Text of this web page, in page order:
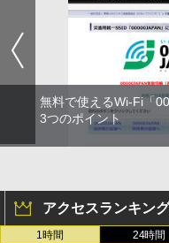
無料で使えるWi-Fi「
3つのポイント
アクセスランキング
1時間 24時間